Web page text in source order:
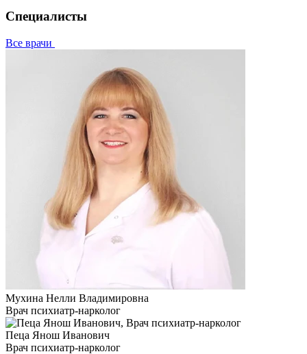
Специалисты
Все врачи
Мухина Нелли Владимировна
Врач психиатр-нарколог
Пеца Янош Иванович
Врач психиатр-нарколог